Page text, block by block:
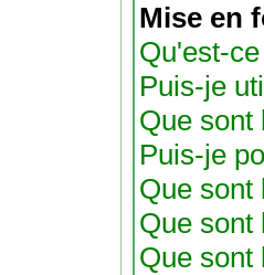
Mise en
Qu'est-
Puis-je
Que sont
Puis-je
Que sont
Que sont
Que sont